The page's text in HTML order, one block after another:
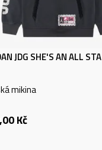
JDG SHE'S AN ALL
mikina
Kč